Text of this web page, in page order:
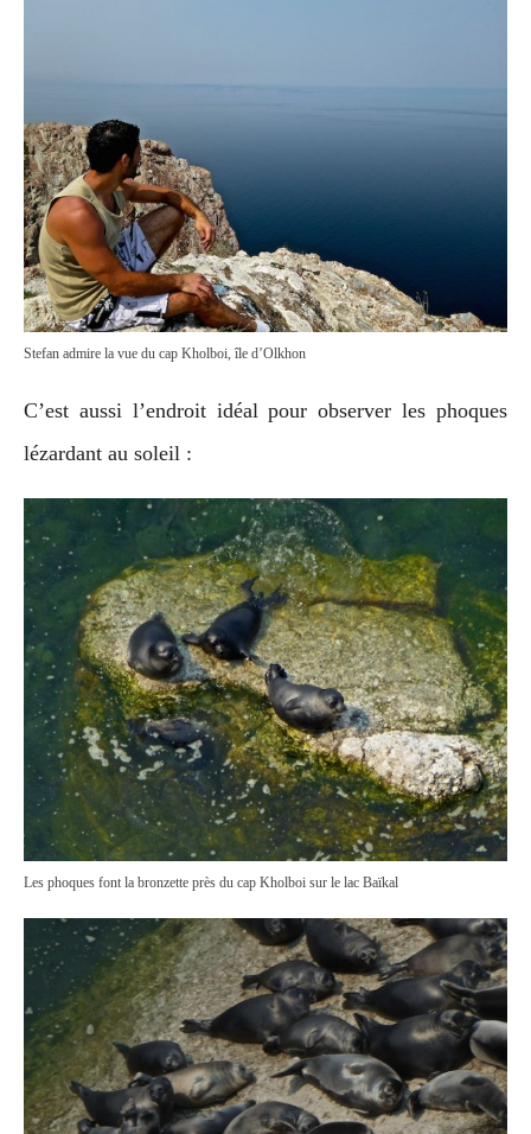
Stefan admire la vue du cap Kholboi, île d’Olkhon
C’est aussi l’endroit idéal pour observer les phoques
lézardant au soleil :
Les phoques font la bronzette près du cap Kholboi sur le lac Baïkal